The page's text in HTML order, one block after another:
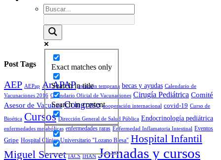
Exact matches only
Search in title
Search in content
Post Tags
AEP AEPap ArAPAP atención temprana becas y ayudas Calendario de
Vacunaciones 2016 Calendario Oficial de Vacunaciones Cirugía Pediátrica Comité
Asesor de Vacunas Congreso cooperación internacional covid-19 Curso de
Bioética Cursos Dirección General de Salud Pública Endocrinología pediátrica
enfermedades metabólicas enfermedades raras Enfermedad Inflamatoria Intestinal Eventos
Gripe Hospital Clínico Universitario "Lozano Blesa" Hospital Infantil
Miguel Servet IACS IHAN Jornadas y cursos